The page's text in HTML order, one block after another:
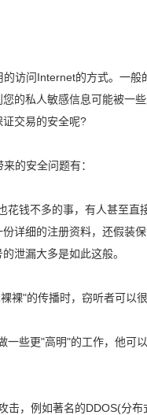
访问Internet的方式。一
的私人敏感信息可能被一
交易的安全呢?
的安全问题有：
花钱不多的事，有人甚至直
详细的注册资料，还假装
泄漏大多是如此这般。
裸"的传播时，窃听者可以
些更"高明"的工作，他可
击，例如著名的DDOS(分